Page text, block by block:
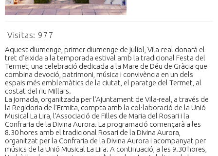
Visitas: 977
Aquest diumenge, primer diumenge de juliol, Vila-real donarà el
tret d’eixida a la temporada estival amb la tradicional Festa del
Termet, una celebració dedicada a la Mare de Déu de Gràcia que
combina devoció, patrimoni, música i convivència en un dels
espais més emblemàtics de la ciutat, el paratge del Termet, al
costat del riu Millars.
La jornada, organitzada per l’Ajuntament de Vila-real, a través de
la Regidoria de l’Ermita, compta amb la col·laboració de la Unió
Musical La Lira, l’Associació de Filles de Maria del Rosari i la
Confraria de la Divina Aurora. La programació començarà a les
8.30 hores amb el tradicional Rosari de la Divina Aurora,
organitzat per la Confraria de la Divina Aurora i acompanyat per
músics de la Unió Musical La Lira. A continuació, a les 9.30 hores,